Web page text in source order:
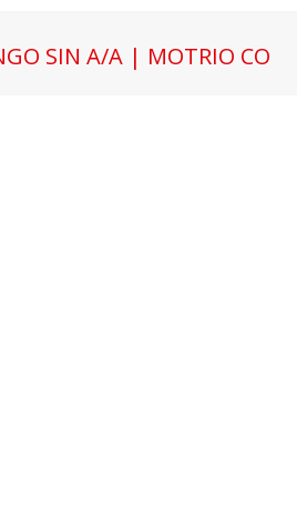
SIN A/A | MOTRIO CO